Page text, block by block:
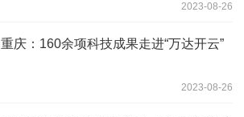
2023-08-26
重庆：160余项科技成果走进“万达开云”
2023-08-26